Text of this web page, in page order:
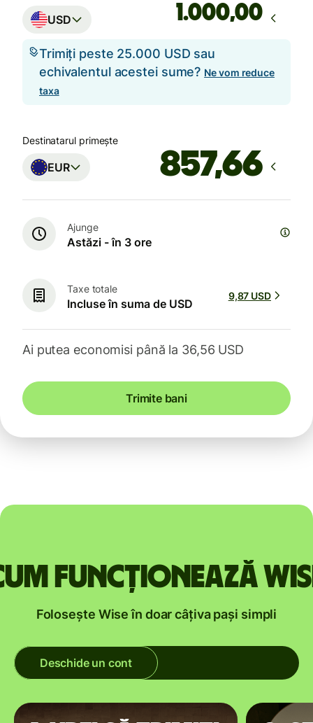
USD ,00
Trimiți peste 25.000 USD sau
echivalentul acestei sume? Ne vom reduce
taxa
Destinatarul primește
EUR
Ajunge
Astăzi - în 3 ore
Taxe totale
Incluse în suma de USD
9,87 USD
Ai putea economisi până la 36,56 USD
Trimite bani
funcționează
Folosește Wise în doar câțiva pași simpli
Deschide un cont